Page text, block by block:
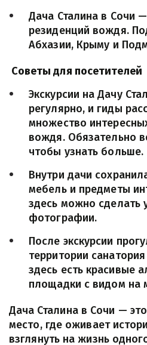
Дача Сталина в Сочи
резиденций вождя.
Абхазии, Крыму и
Советы для посетителей
Экскурсии на Дачу
регулярно, и гиды
множество
вождя. Обязательно
чтобы узнать больше.
Внутри дачи
мебель и предметы
здесь можно сделать
фотографии.
После экскурсии
территории
здесь есть красивые
площадки с видом на
Дача Сталина в Сочи —
место, где оживает
взглянуть на жизнь